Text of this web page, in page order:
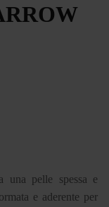
una pelle spessa e
e aderente per